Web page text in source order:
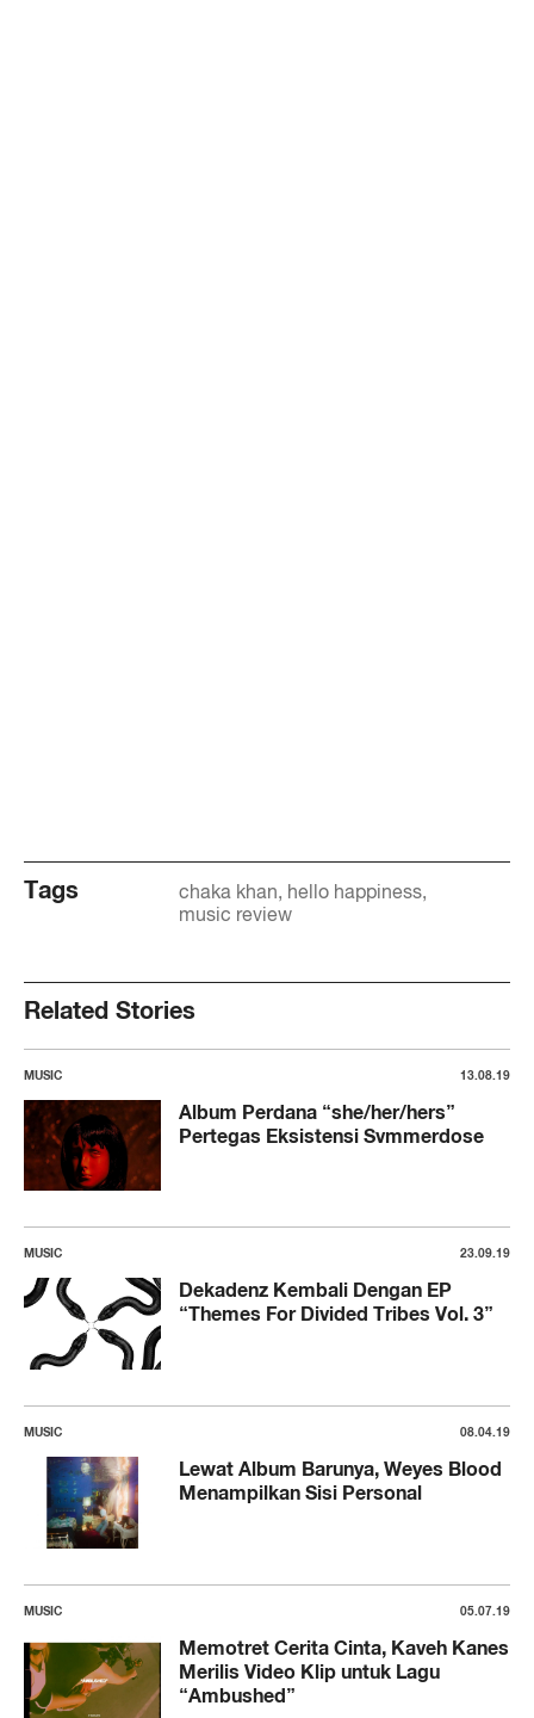
Tags chaka khan hello happiness
music review
Related Stories
MUSIC 13.08.19
Album Perdana “she/her/hers”
Pertegas Eksistensi Svmmerdose
MUSIC 23.09.19
Dekadenz Kembali Dengan EP
“Themes For Divided Tribes Vol. 3”
MUSIC 08.04.19
Lewat Album Barunya, Weyes Blood
Menampilkan Sisi Personal
MUSIC 05.07.19
Memotret Cerita Cinta, Kaveh Kanes
Merilis Video Klip untuk Lagu
“Ambushed”